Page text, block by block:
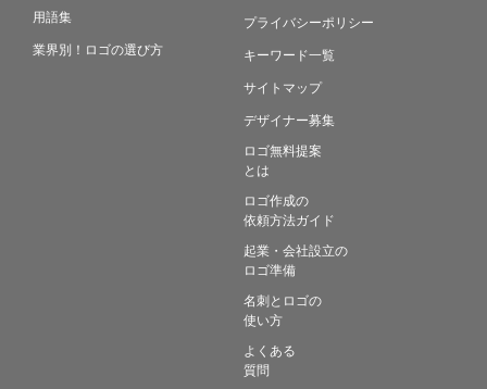
用語集
業界別！ロゴの選び方
プライバシーポリシー
キーワード一覧
サイトマップ
デザイナー募集
ロゴ無料提案
とは
ロゴ作成の
依頼方法ガイド
起業・会社設立の
ロゴ準備
名刺とロゴの
使い方
よくある
質問